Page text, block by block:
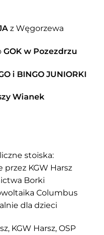
z Węgorzewa
GOK w Pozezdrzu
i BINGO JUNIORKI
Wianek
stoiska:
przez KGW Harsz
Borki
Columbus
dla dzieci
KGW Harsz, OSP